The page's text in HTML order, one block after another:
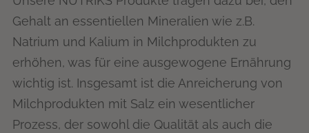
Gehalt an essentiellen Mineralien wie z.B.
Natrium und Kalium in Milchprodukten zu
erhöhen, was für eine ausgewogene Ernährung
wichtig ist. Insgesamt ist die Anreicherung von
Milchprodukten mit Salz ein wesentlicher
Prozess, der sowohl die Qualität als auch die